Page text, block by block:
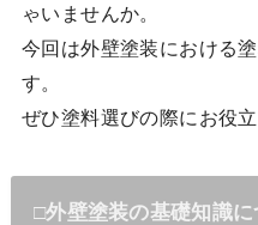
ゃいませんか。
今回は外壁塗装における
す。
ぜひ塗料選びの際にお役立
□外壁塗装の基礎知識に